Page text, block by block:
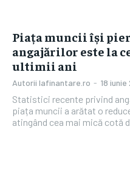
Piața muncii își
angajărilor este la
ultimii ani
Autorii Iafinantare.ro - 18 iunie
Statistici recente privind
piața muncii a arătat o
atingând cea mai mică cotă